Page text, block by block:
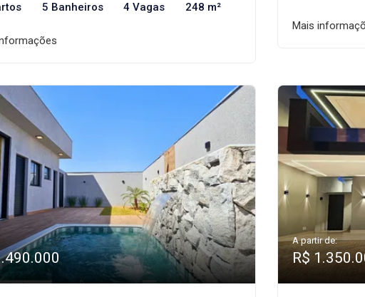
5 Banheiros 4 Vagas 248 m²
Mais
A partir de:
R$